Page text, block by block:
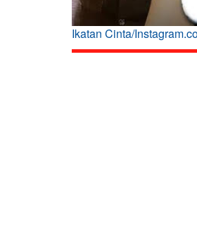
Ikatan Cinta/